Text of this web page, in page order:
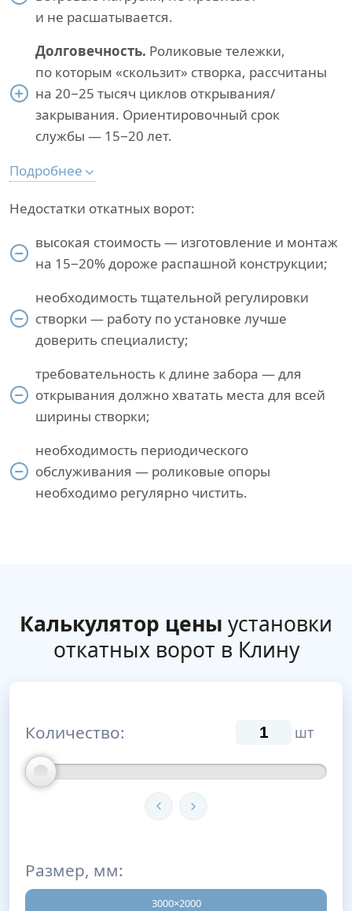
и не расшатывается.
Долговечность. Роликовые тележки,
по которым «скользит» створка, рассчитаны
на 20−25 тысяч циклов открывания/
закрывания. Ориентировочный срок
службы — 15−20 лет.
Подробнее
Недостатки откатных ворот:
высокая стоимость — изготовление и монтаж
на 15−20% дороже распашной конструкции;
необходимость тщательной регулировки
створки — работу по установке лучше
доверить специалисту;
требовательность к длине забора — для
открывания должно хватать места для всей
ширины створки;
необходимость периодического
обслуживания — роликовые опоры
необходимо регулярно чистить.
Калькулятор цены установки
откатных ворот в Клину
Количество: шт
Размер, мм:
3000×2000